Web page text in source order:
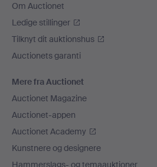
Om Auctionet
Ledige stillinger
Tilknyt dit auktionshus
Auctionets garanti
Mere fra Auctionet
Auctionet Magazine
Auctionet-appen
Auctionet Academy
Kunstnere og designere
Hammerslags- og temaauktioner